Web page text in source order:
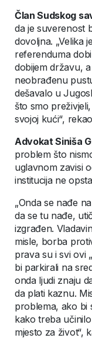
Član Sudskog
da je suverenost
dovoljna. „Velika
referenduma
dobijem državu,
neobrađenu
dešavalo u
što smo
svojoj kući“,
Advokat Siniša
problem što
uglavnom zavisi
institucija ne
„Onda se nađe
da se tu nađe,
izgrađen.
misle, borba
prava su i svi ovi
bi parkirali na
onda ljudi znaju
da plati kaznu.
problema, ako bi
kako treba
mjesto za život“,